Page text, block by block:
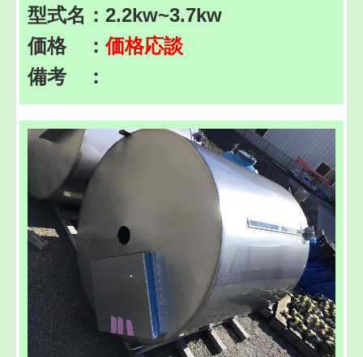
型式名：2.2kw~3.7kw
価格 ：価格応談
備考 ：